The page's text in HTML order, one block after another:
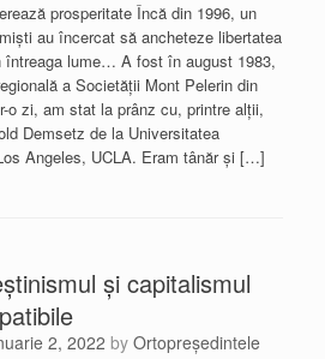
prosperitate Încă din 1996, un
au încercat să ancheteze libertatea
întreaga lume… A fost în august 1983,
a Societății Mont Pelerin din
o zi, am stat la prânz cu, printre alții,
Demsetz de la Universitatea
Angeles, UCLA. Eram tânăr și […]
și capitalismul
2, 2022 by Ortopreședintele